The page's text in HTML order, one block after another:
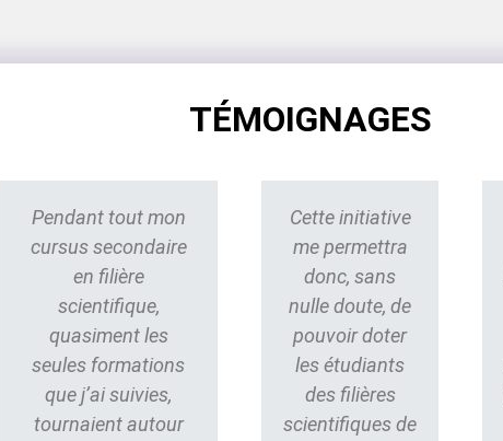
TÉMOIGNAGES
Pendant tout mon
cursus secondaire
en filière
scientifique,
quasiment les
seules formations
que j’ai suivies,
tournaient autour
Cette initiative
me permettra
donc, sans
nulle doute, de
pouvoir doter
les étudiants
des filières
scientifiques de